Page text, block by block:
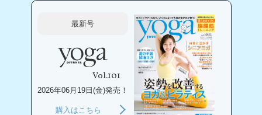
最新号
Vol.101
2026年06月19日(金)発売！
購入はこちら